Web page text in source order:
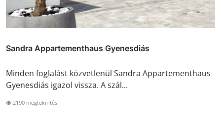
Sandra Appartementhaus Gyenesdiás
Minden foglalást közvetlenül Sandra Appartementhaus
Gyenesdiás igazol vissza. A szál...
2190 megtekintés